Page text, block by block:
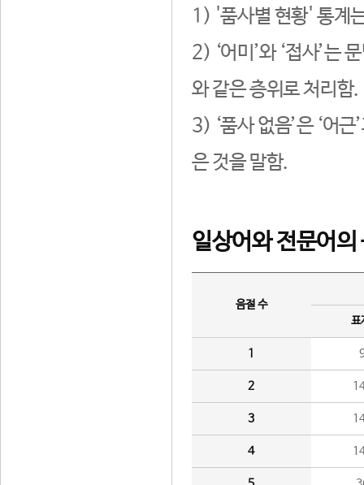
1) '품사별 현황' 통계
2) ‘어미’와 ‘접사’는
와 같은 층위로 처리함.
3) ‘품사 없음’은 ‘어
은 것을 말함.
일상어와 전문어의
음절 수
표
1
2
3
4